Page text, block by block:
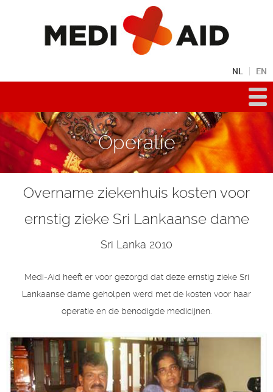
NL EN
Operatie
Overname ziekenhuis kosten voor
ernstig zieke Sri Lankaanse dame
Sri Lanka 2010
Medi-Aid heeft er voor gezorgd dat deze ernstig zieke Sri
Lankaanse dame geholpen werd met de kosten voor haar
operatie en de benodigde medicijnen.